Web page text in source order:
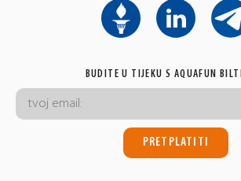
BUDITE U TIJEKU S AQUAFUN